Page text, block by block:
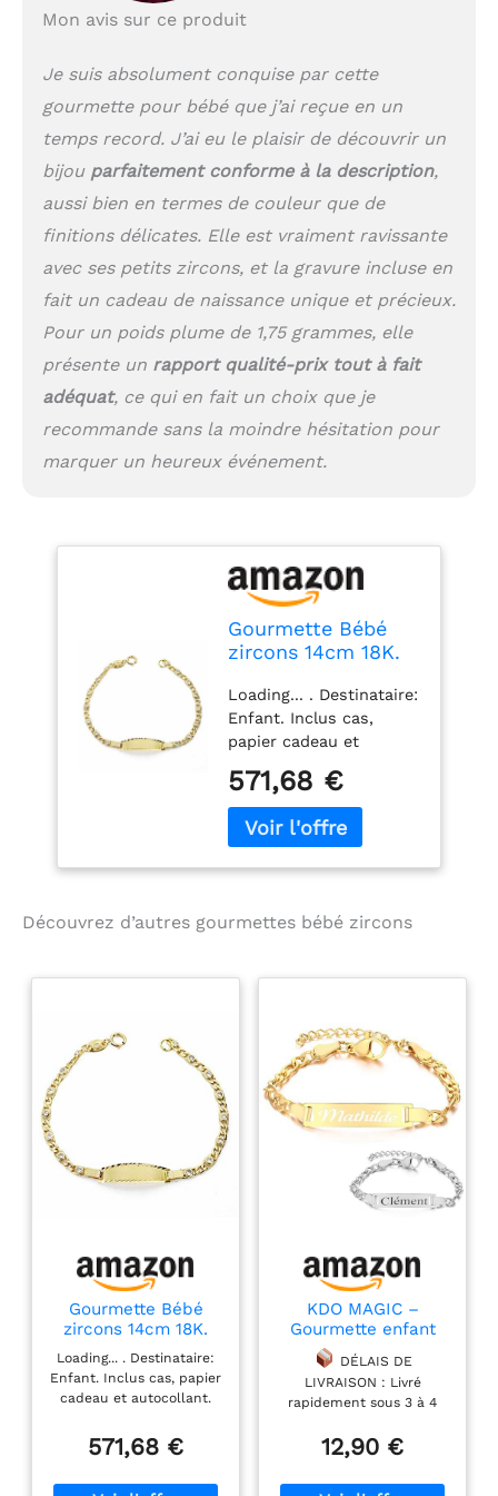
Mon avis sur ce produit
Je suis absolument conquise par cette
gourmette pour bébé que j’ai reçue en un
temps record. J’ai eu le plaisir de découvrir un
bijou parfaitement conforme à la description,
aussi bien en termes de couleur que de
finitions délicates. Elle est vraiment ravissante
avec ses petits zircons, et la gravure incluse en
fait un cadeau de naissance unique et précieux.
Pour un poids plume de 1,75 grammes, elle
présente un rapport qualité-prix tout à fait
adéquat, ce qui en fait un choix que je
recommande sans la moindre hésitation pour
marquer un heureux événement.
Gourmette Bébé
zircons 14cm 18K.
personnalisable -
enregistrement
inclus dans le prix
Loading... . Destinataire:
Enfant. Inclus cas,
papier cadeau et
enregistrement initial
(joints), le nom et la
date inclus dans le prix
commande, envoyer un
enregistrer..
571,68 €
Découvrez d’autres gourmettes bébé zircons
Gourmette Bébé
zircons 14cm 18K.
[Aa2704Gr] -
personnalisable -
enregistrement
Loading... . Destinataire:
Enfant. Inclus cas, papier
cadeau et autocollant.
(joints), le nom et la date
inclus dans le prix -
571,68 €
KDO MAGIC –
Gourmette enfant
Personnalisé (Doré)
DÉLAIS DE
LIVRAISON : Livré
rapidement sous 3 à 4
PERSONNALISATION : La
inoxydable de cette
12,90 €